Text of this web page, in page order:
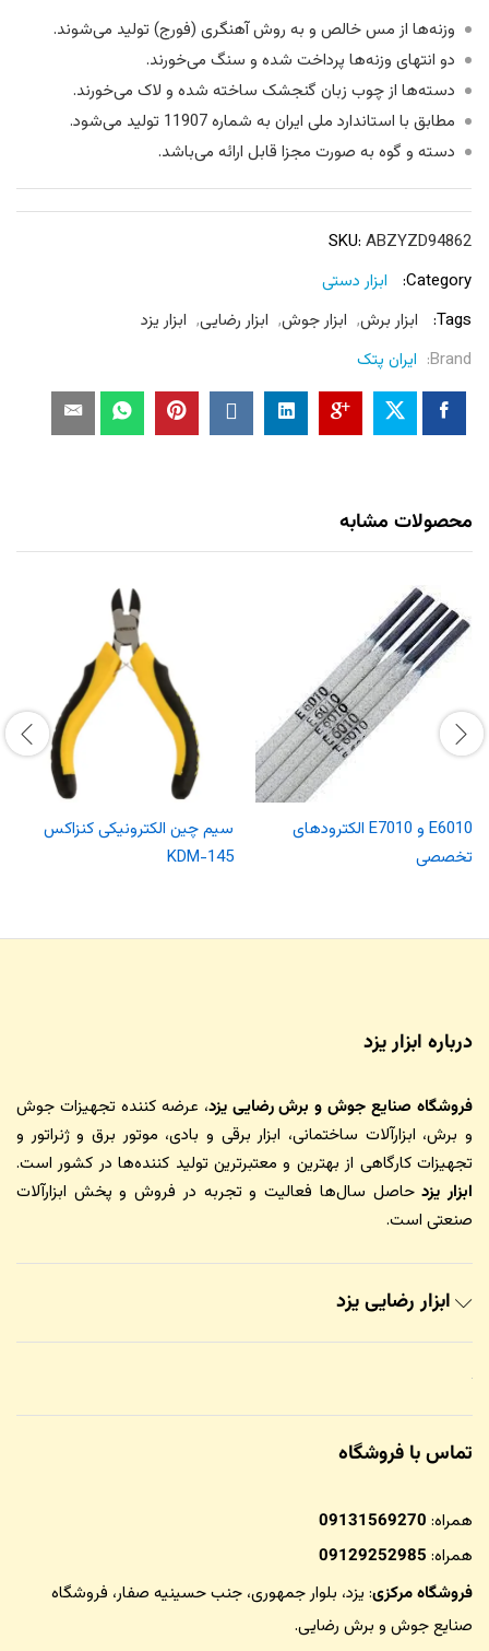
وزنه‌ها از مس خالص و به روش آهنگری (فورج) تولید می‌شوند.
دو انتهای وزنه‌ها پرداخت شده و سنگ می‌خورند.
دسته‌ها از چوب زبان گنجشک ساخته شده و لاک می‌خورند.
مطابق با استاندارد ملی ایران به شماره 11907 تولید می‌شود.
دسته و گوه به صورت مجزا قابل ارائه می‌باشد.
SKU: ABZYZD94862
Category:
ابزار دستی
Tags:
ابزار برش, ابزار جوش, ابزار رضایی, ابزار یزد
Brand: ایران پتک
محصولات مشابه
E6010 و E7010 الکترودهای
تخصصی
سیم چین الکترونیکی کنزاکس
KDM-145
درباره ابزار یزد
فروشگاه صنایع جوش و برش رضایی یزد، عرضه کننده تجهیزات جوش
و برش، ابزارآلات ساختمانی، ابزار برقی و بادی، موتور برق و ژنراتور و
تجهیزات کارگاهی از بهترین و معتبرترین تولید کننده‌ها در کشور است.
ابزار یزدحاصل سال‌ها فعالیت و تجربه در فروش و پخش ابزارآلات
صنعتی است.
ابزار رضایی یزد
تماس با فروشگاه
همراه: 09131569270
همراه: 09129252985
فروشگاه مرکزی: یزد، بلوار جمهوری، جنب حسینیه صفار، فروشگاه
صنایع جوش و برش رضایی.